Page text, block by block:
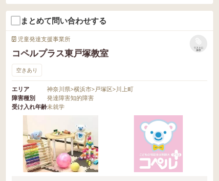
まとめて問い合わせする
児童発達支援事業所
コペルプラス東戸塚教室
リストに
保存
空きあり
エリア 神奈川県>横浜市>戸塚区>川上町
障害種別
発達障害知的障害
受け入れ年齢未就学